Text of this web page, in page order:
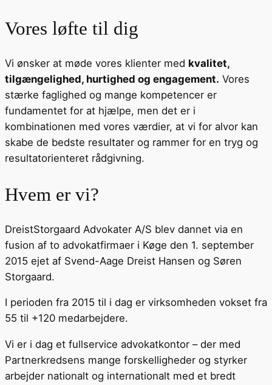
Vores løfte til dig
Vi ønsker at møde vores klienter med kvalitet,
tilgængelighed, hurtighed og engagement. Vores
stærke faglighed og mange kompetencer er
fundamentet for at hjælpe, men det er i
kombinationen med vores værdier, at vi for alvor kan
skabe de bedste resultater og rammer for en tryg og
resultatorienteret rådgivning.
Hvem er vi?
DreistStorgaard Advokater A/S blev dannet via en
fusion af to advokatfirmaer i Køge den 1. september
2015 ejet af Svend-Aage Dreist Hansen og Søren
Storgaard.
I perioden fra 2015 til i dag er virksomheden vokset fra
55 til +120 medarbejdere.
Vi er i dag et fullservice advokatkontor – der med
Partnerkredsens mange forskelligheder og styrker
arbejder nationalt og internationalt med et bredt